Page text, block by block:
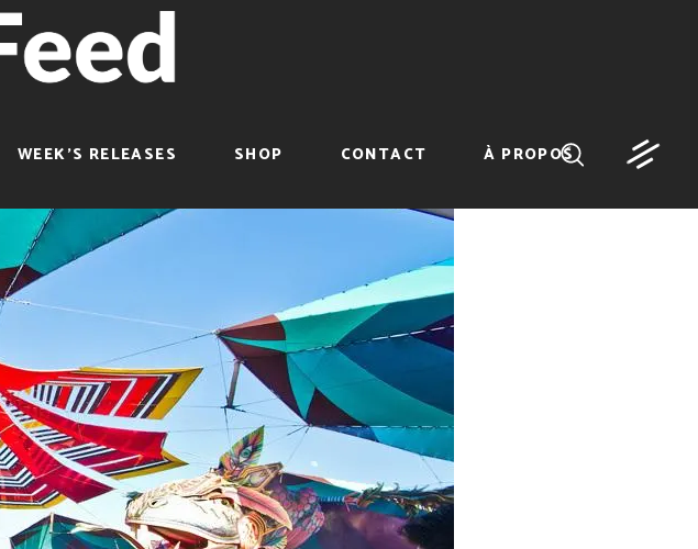
WEEK’S RELEASES SHOP CONTACT À PROPOS